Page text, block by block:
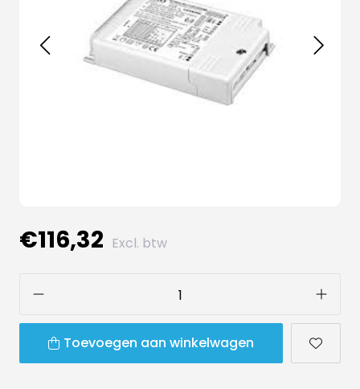
€116,32 Excl. btw
Toevoegen aan winkelwagen